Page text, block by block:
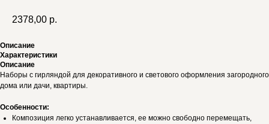
2378,00 р.
Описание
Характеристики
Описание
Наборы с гирляндой для декоративного и светового оформления загородного
дома или дачи, квартиры.
Особенности:
Композиция легко устанавливается, ее можно свободно перемещать,